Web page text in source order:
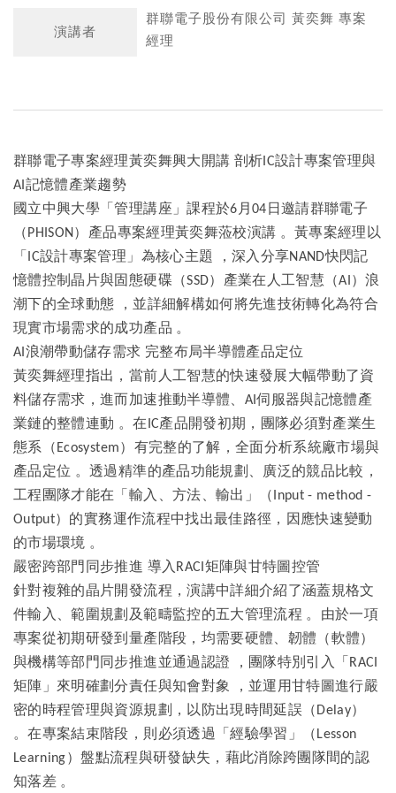
演講者
群聯電子股份有限公司 黃奕舞 專案
經理
群聯電子專案經理黃奕舞興大開講 剖析 IC設計專案管理與
AI 記憶體產業趨勢
國立中興大學「管理講座」課程於6 月 04 日邀請群聯電子
（ PHISON ）產品專案經理黃奕舞蒞校演講 。黃專案經理以
「
IC設計專案管理」為核心主題 ，深入分享NAND快閃記
憶體控制晶片與固態硬碟（SSD）產業在人工智慧（AI ）浪
潮下的全球動態
，並詳細解構如何將先進技術轉化為符合
現實市場需求的成功產品 。
AI 浪潮帶動儲存需求 完整布局半導體產品定位
黃奕舞經理指出，當前人工智慧的快速發展大幅帶動了資
料儲存需求，進而加速推動半導體、 AI伺服器與記憶體產
業鏈的整體連動 。在 IC產品開發初期，團隊必須對產業生
態系（ Ecosystem）有完整的了解，全面分析系統廠市場與
產品定位 。透過精準的產品功能規劃、廣泛的競品比較，
工程團隊才能在「輸入、方法、輸出」（ Input - method -
Output）的實務運作流程中找出最佳路徑，因應快速變動
的市場環境 。
嚴密跨部門同步推進 導入 RACI 矩陣與甘特圖控管
針對複雜的晶片開發流程，演講中詳細介紹了涵蓋規格文
件輸入、範圍規劃及範疇監控的五大管理流程 。由於一項
專案從初期研發到量產階段，均需要硬體、韌體（軟體）
與機構等部門同步推進並通過認證
，團隊特別引入「 RACI
矩陣」來明確劃分責任與知會對象
，並運用甘特圖進行嚴
密的時程管理與資源規劃，以防出現時間延誤（ Delay）
。在專案結束階段，則必須透過「經驗學習」（ Lesson
Learning）盤點流程與研發缺失，藉此消除跨團隊間的認
知落差 。